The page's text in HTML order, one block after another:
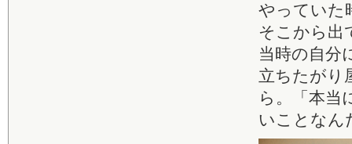
やっていた
そこから出
当時の自分
立ちたがり
ら。「本当
いことなん